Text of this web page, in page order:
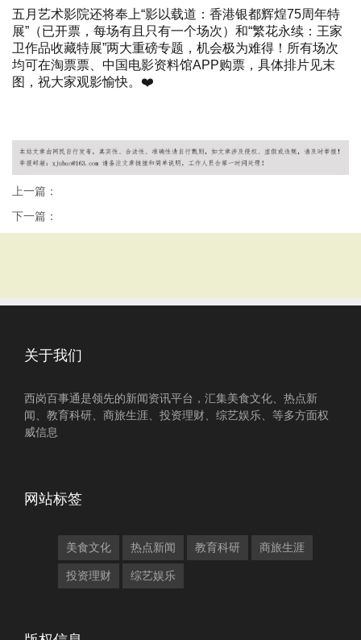
五月艺术影院还将奉上“影以载道：香港银都辉煌75周年特
展”（已开票，每场有且只有一个场次）和“繁花永续：王家
卫作品收藏特展”两大重磅专题，机会极为难得！所有场次
均可在淘票票、中国电影资料馆APP购票，具体排片见末
图，祝大家观影愉快。❤️
上一篇：
下一篇：
关于我们
西岗百事通是领先的新闻资讯平台，汇集美食文化、热点新
闻、教育科研、商旅生涯、投资理财、综艺娱乐、等多方面权
威信息
网站标签
美食文化 热点新闻 教育科研 商旅生涯
投资理财 综艺娱乐